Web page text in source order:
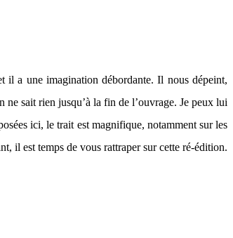
il a une imagination débordante. Il nous dépeint,
ne sait rien jusqu’à la fin de l’ouvrage. Je peux lui
ici, le trait est magnifique, notamment sur les
il est temps de vous rattraper sur cette ré-édition.